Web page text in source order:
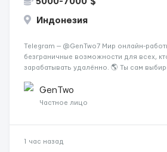
Индонезия
Telegram — @GenTwo7 Мир онлайн-
безграничные возможности для всех,
зарабатывать удалённо. 🌎 Ты сам
путешествиями. 🏡 Пока все только
блокчейн, швейцарс...
GenTwo
Частное лицо
1 час назад